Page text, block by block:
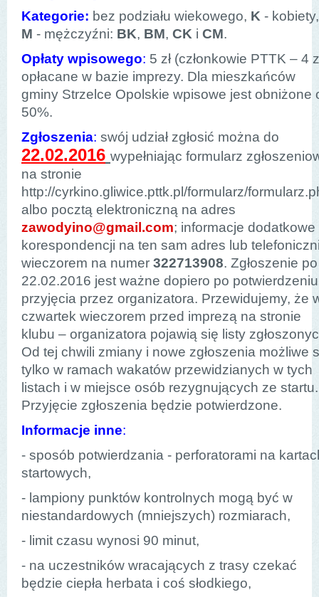
Kategorie: bez podziału wiekowego, K - kobiety,
M - mężczyźni: BK, BM, CK i CM.
Opłaty wpisowego: 5 zł (członkowie PTTK – 4
opłacane w bazie imprezy. Dla mieszkańców
gminy Strzelce Opolskie wpisowe jest obniżone
50%.
Zgłoszenia: swój udział zgłosić można do
22.02.2016 wypełniając formularz
na stronie
http://cyrkino.gliwice.pttk.pl/formularz/
albo pocztą elektroniczną na adres
zawodyino@gmail.com; informacje dodatkowe
korespondencji na ten sam adres lub
wieczorem na numer 322713908. Zgłoszenie po
22.02.2016 jest ważne dopiero po potwierdzeniu
przyjęcia przez organizatora. Przewidujemy, że
czwartek wieczorem przed imprezą na stronie
klubu – organizatora pojawią się listy
Od tej chwili zmiany i nowe zgłoszenia możliwe
tylko w ramach wakatów przewidzianych w tych
listach i w miejsce osób rezygnujących ze startu.
Przyjęcie zgłoszenia będzie potwierdzone.
Informacje inne:
- sposób potwierdzania - perforatorami na
startowych,
- lampiony punktów kontrolnych mogą być w
niestandardowych (mniejszych) rozmiarach,
- limit czasu wynosi 90 minut,
- na uczestników wracających z trasy czekać
będzie ciepła herbata i coś słodkiego,